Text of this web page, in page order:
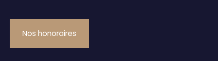
Nos honoraires